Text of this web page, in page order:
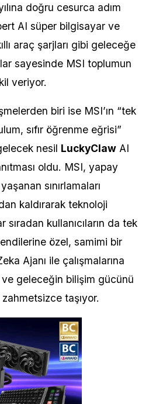
doğru cesurca adım
AI süper bilgisayar ve
araç şarjları gibi geleceğe
sayesinde MSI toplumun
veriyor.
biri ise MSI’ın “tek
sıfır öğrenme eğrisi”
nesil LuckyClaw AI
oldu. MSI, yapay
sınırlamaları
kaldırarak teknoloji
sıradan kullanıcıların da tek
özel, samimi bir
Ajanı ile çalışmalarına
ve geleceğin bilişim gücünü
taşıyor.